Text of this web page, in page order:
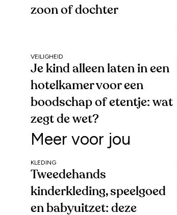
zoon of dochter
VEILIGHEID
Je kind alleen laten in een
hotelkamer voor een
boodschap of etentje: wat
zegt de wet?
Meer voor jou
KLEDING
Tweedehands
kinderkleding, speelgoed
en babyuitzet: deze